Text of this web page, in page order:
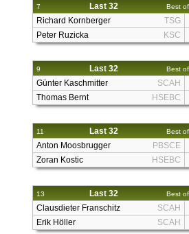
7 Last 32 Best
Richard Kornberger
TSG
Peter Ruzicka
KSC
9 Last 32 Best
Günter Kaschmitter
SCAH
Thomas Bernt
HSEBC
11 Last 32 Best
Anton Moosbrugger
PBSCE
Zoran Kostic
HSEBC
13 Last 32 Best
Clausdieter Franschitz
SCAH
Erik Höller
SCAH